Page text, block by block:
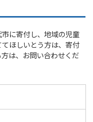
に寄付し、地域の児童
ほしいとう方は、寄付
は、お問い合わせくだ